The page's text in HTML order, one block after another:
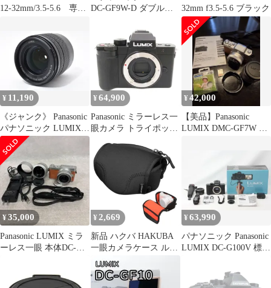
12-32mm/3.5-5.6 専用 DC-GF9W-D ダブルレ
32mm f3.5-5.6 ブラック
¥ 11,190
《ジャンク》 Panasonic
パナソニック LUMIX G
VARIO 12-60mm F3.5-
5.6 ASPH. POWER
O.I.S. #C260516-04
¥ 64,900
Panasonic ミラーレス一
眼カメラ トライポッド
DC-G100DV Aランク 69
¥42,000
【美品】Panasonic
LUMIX DMC-GF7W ブ
¥35,000
Panasonic LUMIX ミラ
ーレス一眼 本体DC-
¥ 2,669
新品 ハクバ HAKUBA
一眼カメラケース ルフ
トデザイン スリムフィ
ット カメラジャケット
S-30 ブラック DCS-
¥63,990
パナソニック Panasonic
LUMIX DC-G100V 標準
ライポッドグリップ付
き 僅か3000ショット 付